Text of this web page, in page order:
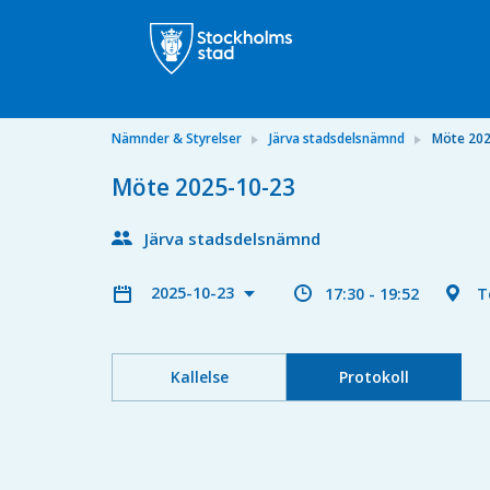
Nämnder & Styrelser Järva stadsdelsnämnd Möte
Möte 2025-10-23
Järva stadsdelsnämnd
2025-10-23 17:30 - 19:52
Kallelse Protokoll